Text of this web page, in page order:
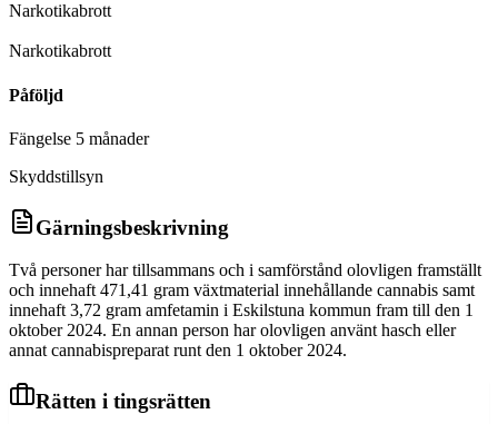
Narkotikabrott
Narkotikabrott
Påföljd
Fängelse 5 månader
Skyddstillsyn
Gärningsbeskrivning
Två personer har tillsammans och i samförstånd olovligen framställt
och innehaft 471,41 gram växtmaterial innehållande cannabis samt
innehaft 3,72 gram amfetamin i Eskilstuna kommun fram till den 1
oktober 2024. En annan person har olovligen använt hasch eller
annat cannabispreparat runt den 1 oktober 2024.
Rätten i tingsrätten